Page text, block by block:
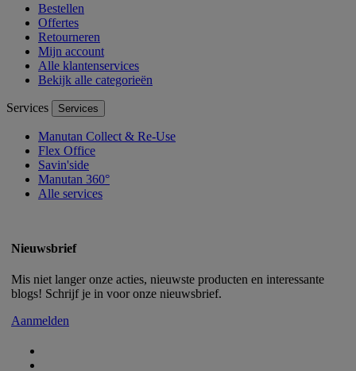
Bestellen
Offertes
Retourneren
Mijn account
Alle klantenservices
Bekijk alle categorieën
Services Services
Manutan Collect & Re-Use
Flex Office
Savin'side
Manutan 360°
Alle services
Nieuwsbrief
Mis niet langer onze acties, nieuwste producten en interessante
blogs! Schrijf je in voor onze nieuwsbrief.
Aanmelden